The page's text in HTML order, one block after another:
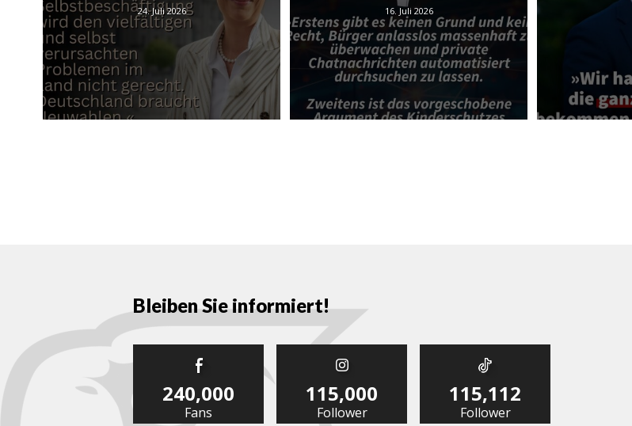
24. Juli 2026 16. Juli 2026
Bleiben Sie informiert!
240,000
Fans
115,000
Follower
115,112
Follower